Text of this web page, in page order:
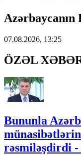
Azərbaycanın
07.08.2026, 13:25
ÖZƏL
Bununla
rəsmiləşdirdi -